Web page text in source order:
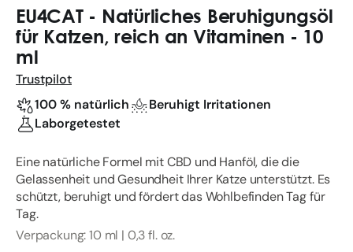
Eusphera
Produktinformationen
springen
EU4CAT - Natürliches Beruhigungsöl
für Katzen, reich an Vitaminen - 10
ml
Trustpilot
100 % natürlich
Beruhigt Irritationen
Laborgetestet
Eine natürliche Formel mit CBD und Hanföl, die die
Gelassenheit und Gesundheit Ihrer Katze unterstützt. Es
schützt, beruhigt und fördert das Wohlbefinden Tag für
Tag.
Verpackung: 10 ml | 0,3 fl. oz.